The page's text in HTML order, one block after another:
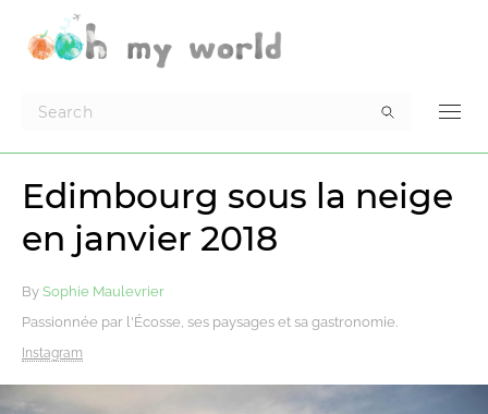
Edimbourg sous la neige
en janvier 2018
By Sophie Maulevrier
Passionnée par l'Écosse, ses paysages et sa gastronomie.
Instagram